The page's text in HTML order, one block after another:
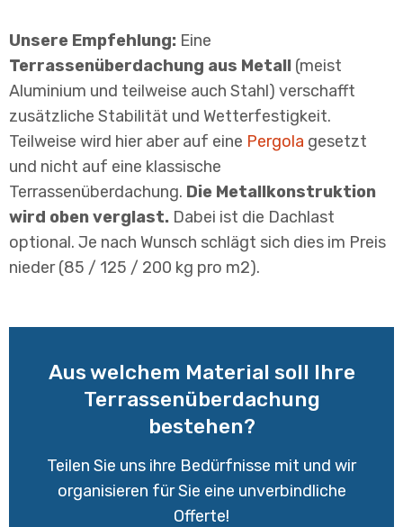
Unsere Empfehlung: Eine
Terrassenüberdachung aus Metall (meist
Aluminium und teilweise auch Stahl) verschafft
zusätzliche Stabilität und Wetterfestigkeit.
Teilweise wird hier aber auf eine Pergola gesetzt
und nicht auf eine klassische
Terrassenüberdachung. Die Metallkonstruktion
wird oben verglast. Dabei ist die Dachlast
optional. Je nach Wunsch schlägt sich dies im Preis
nieder (85 / 125 / 200 kg pro m2).
Aus welchem Material soll Ihre
Terrassenüberdachung
bestehen?
Teilen Sie uns ihre Bedürfnisse mit und wir
organisieren für Sie eine unverbindliche
Offerte!